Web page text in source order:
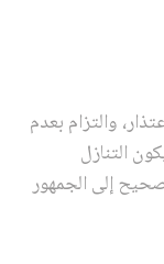
والتزام بعدم
التنازل
إلى الجمهور